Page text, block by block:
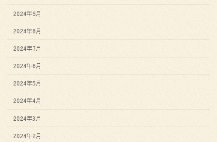
2024年9月
2024年8月
2024年7月
2024年6月
2024年5月
2024年4月
2024年3月
2024年2月